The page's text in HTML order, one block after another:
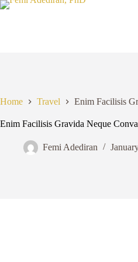
Skip
Home Travel Enim Facilisis
Enim Facilisis Gravida Neque
Femi Adediran